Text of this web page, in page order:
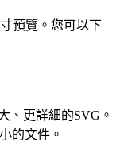
預覽。您可以下
、更詳細的SVG。
的文件。